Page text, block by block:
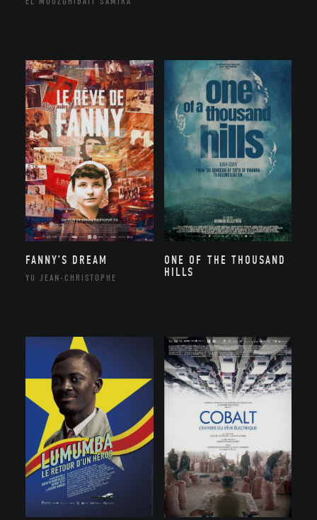
FANNY’S DREAM
YU JEAN-CHRISTOPHE
ONE OF THE THOUSAND
HILLS